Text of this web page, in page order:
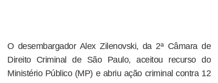
O desembargador Alex Zilenovski, da 2ª Câmara de
Direito Criminal de São Paulo, aceitou recurso do
Ministério Público (MP) e abriu ação criminal contra 12